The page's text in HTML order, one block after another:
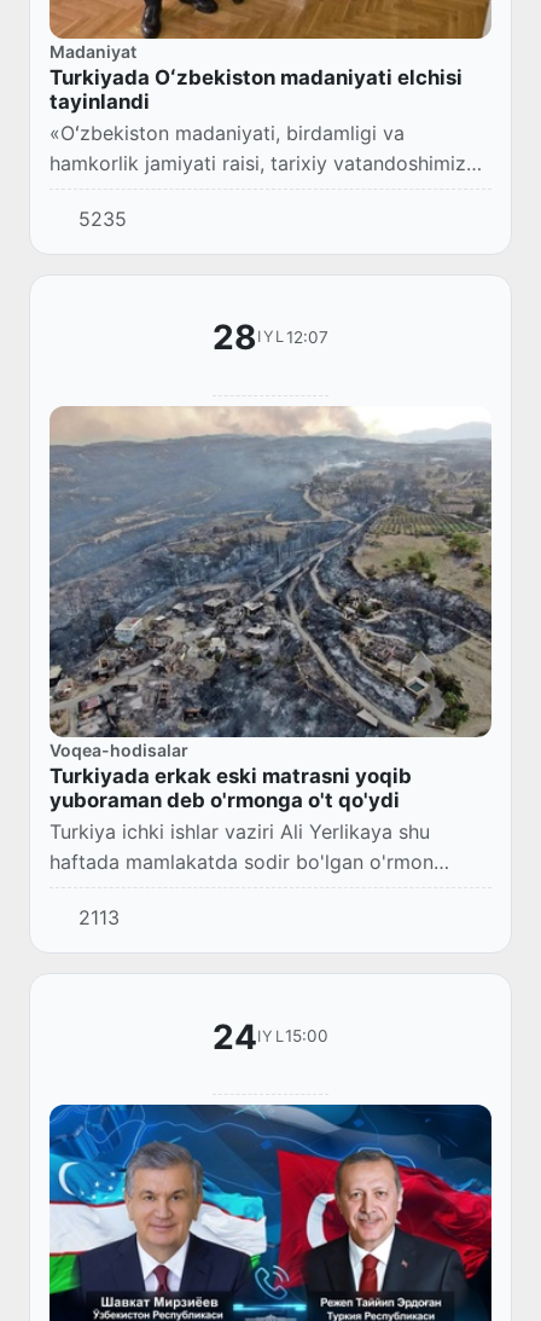
Madaniyat
Turkiyada Oʻzbekiston madaniyati elchisi
tayinlandi
«Oʻzbekiston madaniyati, birdamligi va
hamkorlik jamiyati raisi, tarixiy vatandoshimiz
Chokay Kochar Turkiyadagi Oʻzbekiston
madaniyati elchisi etib tayinlandi, deb xabar
qilmoqda...
5235
28IYL12:07
Voqea-hodisalar
Turkiyada erkak eski matrasni yoqib
yuboraman deb o'rmonga o't qo'ydi
Turkiya ichki ishlar vaziri Ali Yerlikaya shu
haftada mamlakatda sodir bo'lgan o'rmon
yong'inlari bilan bog'liq 7 nafar gumonlanuvchi
hibsga olingani, ulardan biri eski matrasni yo...
2113
24IYL15:00